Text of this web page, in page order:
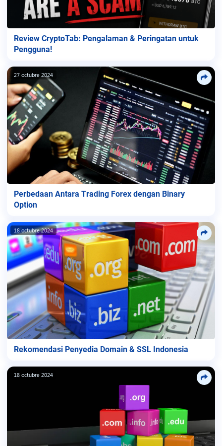
Review CryptoTab: Pengalaman & Peringatan untuk
Pengguna!
27 octubre 2024
Perbedaan Antara Trading Forex dengan Binary
Option
18 octubre 2024
Rekomendasi Penyedia Domain & SSL Indonesia
18 octubre 2024